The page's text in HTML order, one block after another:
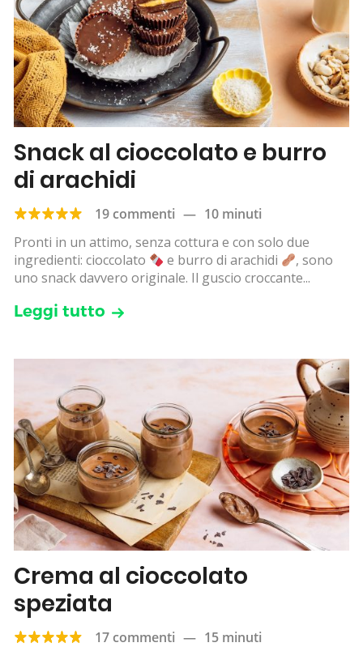
Snack al cioccolato e burro
di arachidi
19 commenti — 10 minuti
Pronti in un attimo, senza cottura e con solo due
ingredienti: cioccolato
e burro di arachidi
, sono
uno snack davvero originale. Il guscio croccante...
Leggi tutto
Crema al cioccolato
speziata
17 commenti — 15 minuti